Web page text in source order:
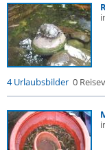
4 Urlaubsbilder 0